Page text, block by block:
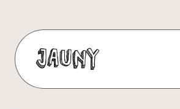
content
J